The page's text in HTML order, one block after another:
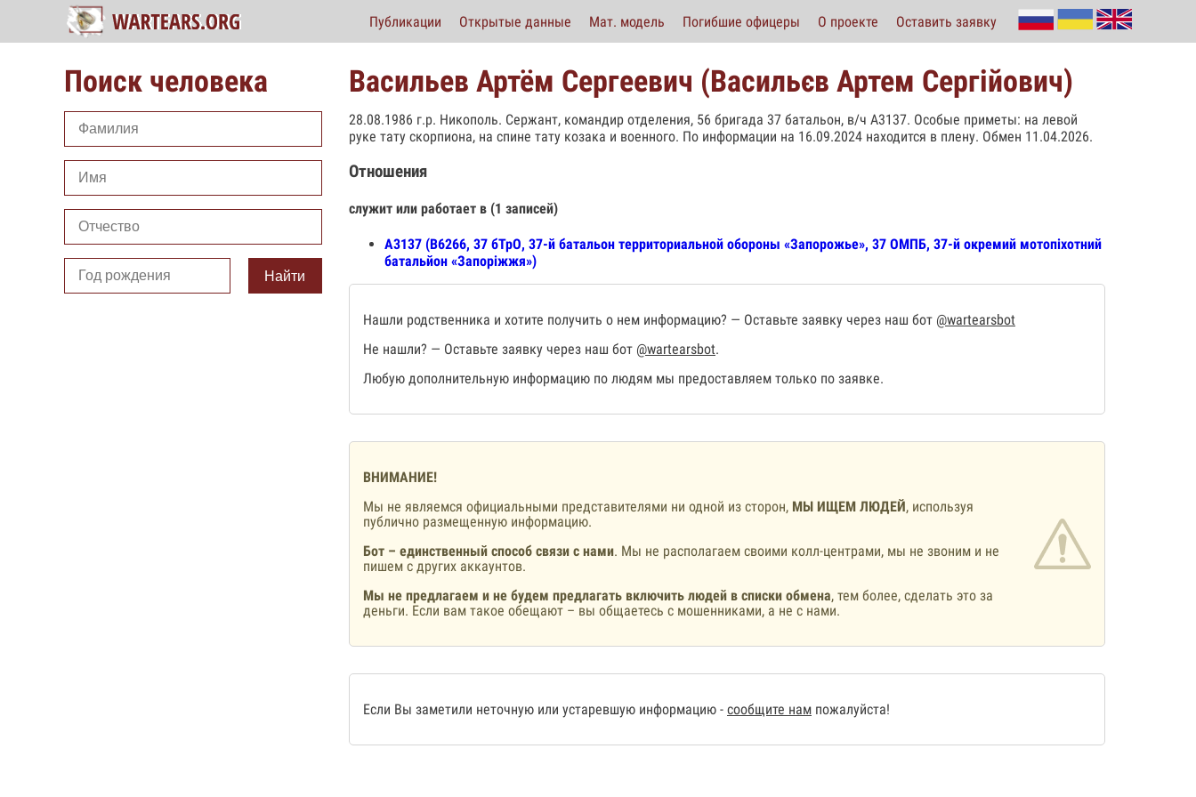
Публикации Открытые данные Мат. модель Погибшие офицеры О проекте Оставить заявку
Поиск человека
Найти
Васильев Артём Сергеевич (Васильєв Артем Сергійович)
28.08.1986 г.р. Никополь. Сержант, командир отделения, 56 бригада 37 батальон, в/ч А3137. Особые приметы: на левой
руке тату скорпиона, на спине тату козака и военного. По информации на 16.09.2024 находится в плену. Обмен 11.04.2026.
Отношения
служит или работает в (1 записей)
А3137 (В6266, 37 бТрО, 37-й батальон территориальной обороны «Запорожье», 37 ОМПБ, 37-й окремий мотопіхотний
батальйон «Запоріжжя»)
Нашли родственника и хотите получить о нем информацию? — Оставьте заявку через наш бот @wartearsbot
Не нашли? — Оставьте заявку через наш бот @wartearsbot.
Любую дополнительную информацию по людям мы предоставляем только по заявке.
ВНИМАНИЕ!
Мы не являемся официальными представителями ни одной из сторон, МЫ ИЩЕМ ЛЮДЕЙ, используя
публично размещенную информацию.
Бот – единственный способ связи с нами. Мы не располагаем своими колл-центрами, мы не звоним и не
пишем с других аккаунтов.
Мы не предлагаем и не будем предлагать включить людей в списки обмена, тем более, сделать это за
деньги. Если вам такое обещают – вы общаетесь с мошенниками, а не с нами.
Если Вы заметили неточную или устаревшую информацию - сообщите нам пожалуйста!